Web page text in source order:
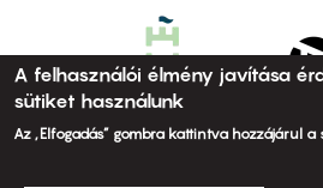
A felhasználói élmény javítása
sütiket használunk
Az „Elfogadás” gombra kattintva hozzájárul